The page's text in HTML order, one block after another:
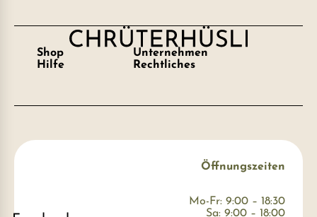
Shop
Unternehmen
Hilfe
Rechtliches
Öffnungszeiten
Mo-Fr: 9:00 – 18:30
Sa: 9:00 – 18:00